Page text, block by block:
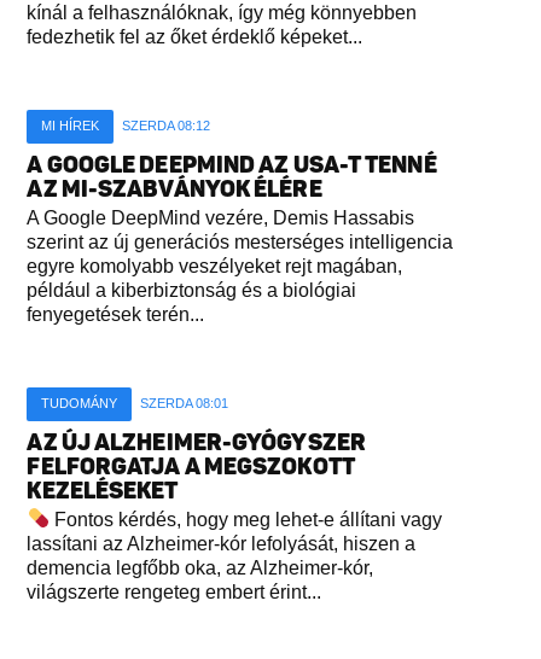
kínál a felhasználóknak, így még könnyebben
fedezhetik fel az őket érdeklő képeket...
MI HÍREK SZERDA 08:12
A GOOGLE DEEPMIND AZ USA-T TENNÉ
AZ MI-SZABVÁNYOK ÉLÉRE
A Google DeepMind vezére, Demis Hassabis
szerint az új generációs mesterséges intelligencia
egyre komolyabb veszélyeket rejt magában,
például a kiberbiztonság és a biológiai
fenyegetések terén...
TUDOMÁNY SZERDA 08:01
AZ ÚJ ALZHEIMER-GYÓGYSZER
FELFORGATJA A MEGSZOKOTT
KEZELÉSEKET
Fontos kérdés, hogy meg lehet-e állítani vagy
lassítani az Alzheimer-kór lefolyását, hiszen a
demencia legfőbb oka, az Alzheimer-kór,
világszerte rengeteg embert érint...